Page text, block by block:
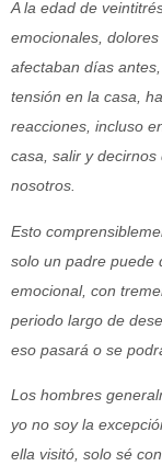
A la edad de
emocionales,
afectaban días
tensión en la casa,
reacciones, incluso
casa, salir y
nosotros.
Esto
solo un padre puede
emocional, con
periodo largo de
eso pasará o se
Los hombres
yo no soy la
ella visitó, solo sé